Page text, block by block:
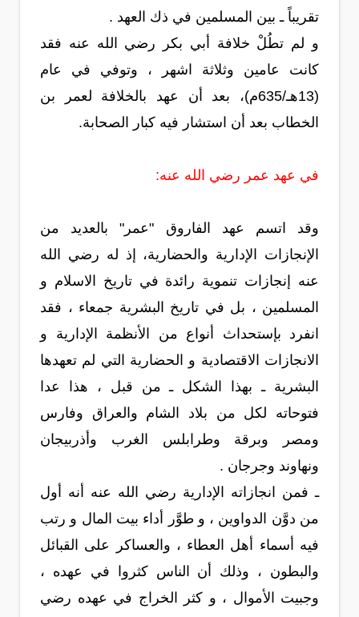
تقريباً ـ بين المسلمين في ذك العهد .
و لم تطُلْ خلافة أبي بكر رضي الله عنه فقد
كانت عامين وثلاثة اشهر ، وتوفي في عام
(13هـ/635م)، بعد أن عهد بالخلافة لعمر بن
الخطاب بعد أن استشار فيه كبار الصحابة.
في عهد عمر رضي الله عنه:
وقد اتسم عهد الفاروق "عمر" بالعديد من
الإنجازات الإدارية والحضارية، إذ له رضي الله
عنه إنجازات تنموية رائدة في تاريخ الاسلام و
المسلمين ، بل في تاريخ البشرية جمعاء ، فقد
انفرد بإستحداث أنواع من الأنظمة الإدارية و
الانجازات الاقتصادية و الحضارية التي لم تعهدها
البشرية ـ بهذا الشكل ـ من قبل ، هذا عدا
فتوحاته لكل من بلاد الشام والعراق وفارس
ومصر وبرقة وطرابلس الغرب وأذربيجان
ونهاوند وجرجان .
ـ فمن انجازاته الإدارية رضي الله عنه أنه أول
من دوَّن الدواوين ، و طوَّر أداء بيت المال و رتب
فيه أسماء أهل العطاء ، والعساكر على القبائل
والبطون ، وذلك أن الناس كثروا في عهده ،
وجبيت الأموال ، و كثر الخراج في عهده رضي